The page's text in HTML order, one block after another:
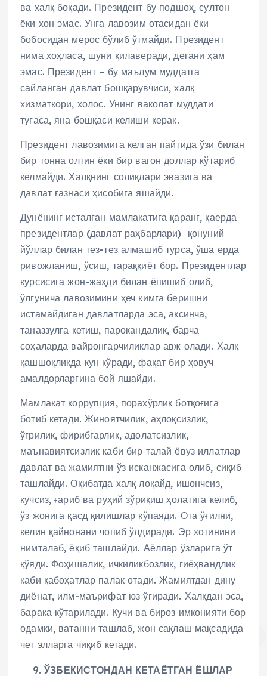
ва халқ боқади. Президент бу подшоҳ, султон
ёки хон эмас. Унга лавозим отасидан ёки
бобосидан мерос бўлиб ўтмайди. Президент
нима хоҳласа, шуни қилаверади, дегани ҳам
эмас. Президент – бу маълум муддатга
сайланган давлат бошқарувчиси, халқ
хизматкори, холос. Унинг ваколат муддати
тугаса, яна бошқаси келиши керак.
Президент лавозимига келган пайтида ўзи билан
бир тонна олтин ёки бир вагон доллар кўтариб
келмайди. Халқнинг солиқлари эвазига ва
давлат ғазнаси ҳисобига яшайди.
Дунёнинг исталган мамлакатига қаранг, қаерда
президентлар (давлат раҳбарлари) қонуний
йўллар билан тез-тез алмашиб турса, ўша ерда
ривожланиш, ўсиш, тараққиёт бор. Президентлар
курсисига жон-жаҳди билан ёпишиб олиб,
ўлгунича лавозимини ҳеч кимга беришни
истамайдиган давлатларда эса, аксинча,
таназзулга кетиш, парокандалик, барча
соҳаларда вайронгарчиликлар авж олади. Халқ
қашшоқликда кун кўради, фақат бир ҳовуч
амалдорларгина бой яшайди.
Мамлакат коррупция, порахўрлик ботқоғига
ботиб кетади. Жиноятчилик, аҳлоқсизлик,
ўғрилик, фирибгарлик, адолатсизлик,
маънавиятсизлик каби бир талай ёвуз иллатлар
давлат ва жамиятни ўз исканжасига олиб, сиқиб
ташлайди. Оқибатда халқ лоқайд, ишончсиз,
кучсиз, ғариб ва руҳий зўриқиш ҳолатига келиб,
ўз жонига қасд қилишлар кўпаяди. Ота ўғилни,
келин қайнонани чопиб ўлдиради. Эр хотинини
нимталаб, ёқиб ташлайди. Аёллар ўзларига ўт
қўяди. Фоҳишалик, ичкиликбозлик, гиёҳвандлик
каби қабоҳатлар палак отади. Жамиятдан дину
диёнат, илм-маърифат юз ўгиради. Халқдан эса,
барака кўтарилади. Кучи ва бироз имконияти бор
одамки, ватанни ташлаб, жон сақлаш мақсадида
чет элларга чиқиб кетади.
ЎЗБЕКИСТОНДАН КЕТАЁТГАН ЁШЛАР